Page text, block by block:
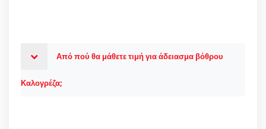
Από πού θα μάθετε τιμή για άδειασμα βόθρου
Καλογρέζα;